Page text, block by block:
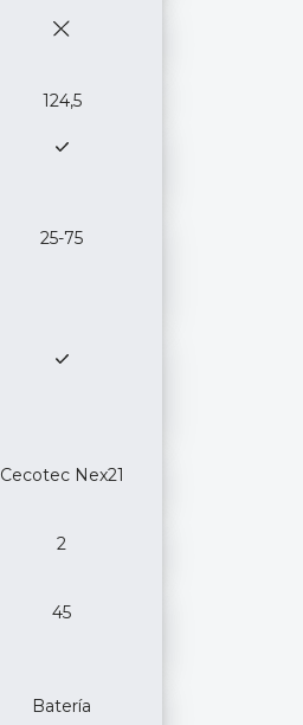
124,5
25-75
Cecotec Nex21
2
45
Batería